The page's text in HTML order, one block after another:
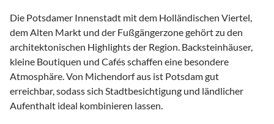
Die Potsdamer Innenstadt mit dem Holländischen Viertel,
dem Alten Markt und der Fußgängerzone gehört zu den
architektonischen Highlights der Region. Backsteinhäuser,
kleine Boutiquen und Cafés schaffen eine besondere
Atmosphäre. Von Michendorf aus ist Potsdam gut
erreichbar, sodass sich Stadtbesichtigung und ländlicher
Aufenthalt ideal kombinieren lassen.